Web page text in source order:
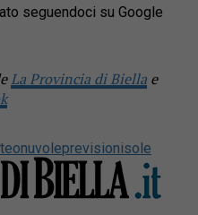
seguendoci su Google
La Provincia di Biella e
nuvoleprevisionisole